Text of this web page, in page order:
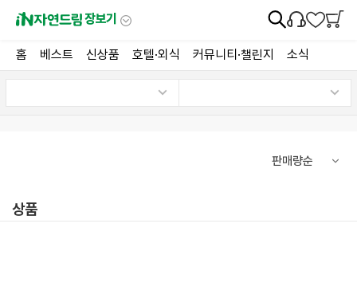
장보기
홈 베스트 신상품 호텔·외식 커뮤니티·챌린지 소식
상품